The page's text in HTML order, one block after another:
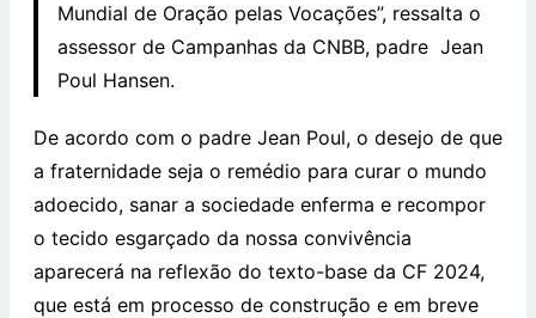
Mundial de Oração pelas Vocações”, ressalta o
assessor de Campanhas da CNBB, padre Jean
Poul Hansen.
De acordo com o padre Jean Poul, o desejo de que
a fraternidade seja o remédio para curar o mundo
adoecido, sanar a sociedade enferma e recompor
o tecido esgarçado da nossa convivência
aparecerá na reflexão do texto-base da CF 2024,
que está em processo de construção e em breve